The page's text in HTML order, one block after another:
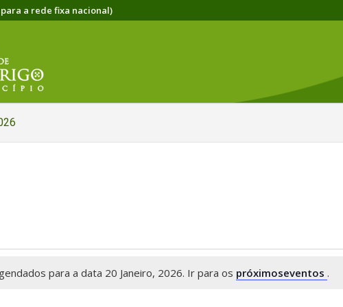
para a rede fixa nacional)
para a data 20 Janeiro, 2026. Ir para os próximoseventos .